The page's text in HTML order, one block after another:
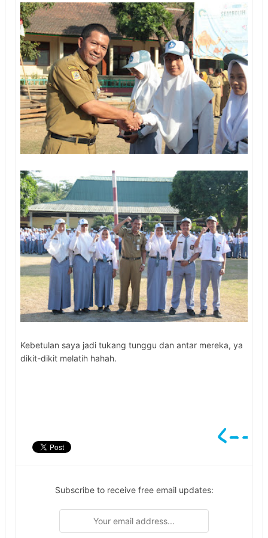
Kebetulan saya jadi tukang tunggu dan antar mereka, ya
dikit-dikit melatih hahah.
Subscribe to receive free email updates: